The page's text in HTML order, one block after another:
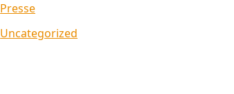
Presse
Uncategorized